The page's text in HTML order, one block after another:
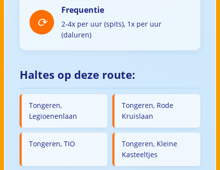
Frequentie
2-4x per uur (spits), 1x per uur
(daluren)
Haltes op deze route:
Tongeren,
Legioenenlaan
Tongeren, Rode
Kruislaan
Tongeren, TIO
Tongeren, Kleine
Kasteeltjes